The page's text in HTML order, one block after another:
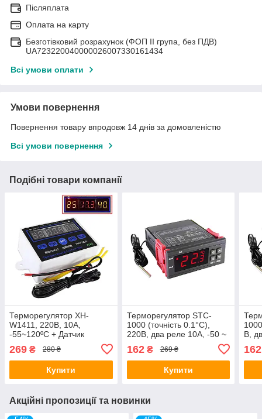
Післяплата
Оплата на карту
Безготівковий розрахунок (ФОП II група, без ПДВ)
UA723220040000026007330161434
Всі умови оплати
Умови повернення
Повернення товару впродовж 14 днів за домовленістю
Всі умови повернення
Подібні товари компанії
Терморегулятор XH-
W1411, 220В, 10А,
-55~120ºC + Датчик
269 ₴ 280 ₴
Купити
Терморегулятор STC-
1000 (точність 0.1°C),
220В, два реле 10А, -50 ~
датчиком
162₴ 269 ₴
Купити
В,
162
Акційні пропозиції та новинки